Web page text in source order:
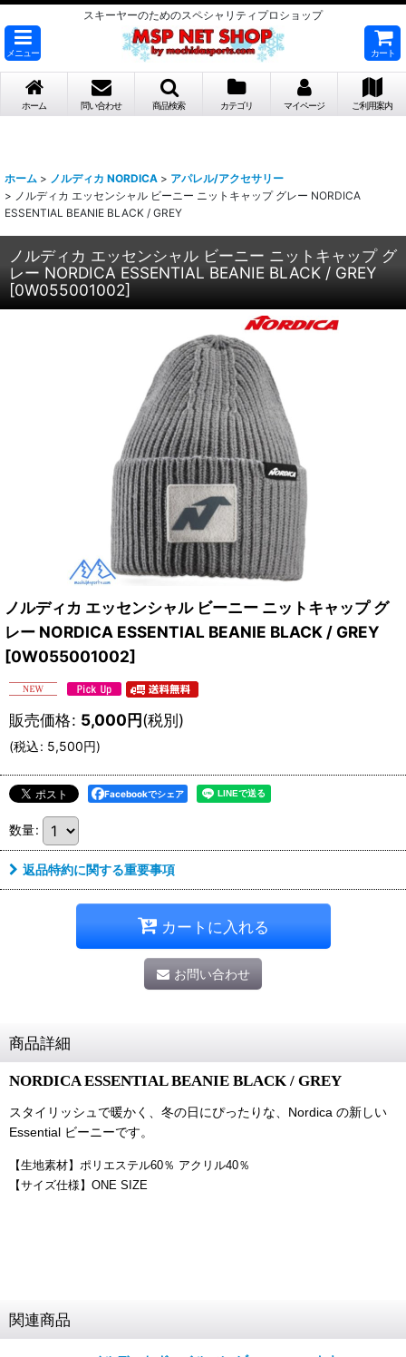
スキーヤーのためのスペシャリティプロショップ
メニュー カート
ホーム 問い合わせ 商品検索 カテゴリ マイページ ご利用案内
ホーム > ノルディカ NORDICA > アパレル/アクセサリー
> ノルディカ エッセンシャル ビーニー ニットキャップ グレー NORDICA
ESSENTIAL BEANIE BLACK / GREY
ノルディカ エッセンシャル ビーニー ニットキャップ グ
レー NORDICA ESSENTIAL BEANIE BLACK / GREY
[0W055001002]
ノルディカ エッセンシャル ビーニー ニットキャップ グ
レー NORDICA ESSENTIAL BEANIE BLACK / GREY
[0W055001002]
販売価格: 5,000円(税別)
(税込: 5,500円)
Facebookでシェア
数量:
返品特約に関する重要事項
カートに入れる
お問い合わせ
商品詳細
NORDICA ESSENTIAL BEANIE BLACK / GREY
スタイリッシュで暖かく、冬の日にぴったりな、Nordica の新しい
Essential ビーニーです。
【生地素材】 ポリエステル60％ アクリル40％
【サイズ仕様】ONE SIZE
関連商品